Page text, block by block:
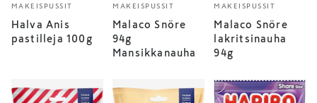
MAKEISPUSSIT
Halva Anis
pastilleja 100g
MAKEISPUSSIT
Malaco Snöre
94g
Mansikkanauha
MAKEISPUSSIT
Malaco Snöre
lakritsinauha
94g